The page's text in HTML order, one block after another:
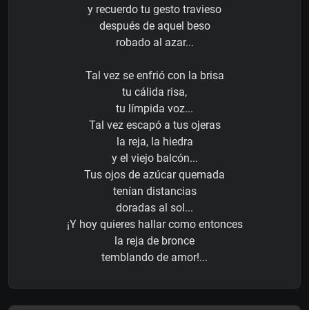
y recuerdo tu gesto travieso
después de aquel beso
robado al azar...
Tal vez se enfrió con la brisa
tu cálida risa,
tu límpida voz...
Tal vez escapó a tus ojeras
la reja, la hiedra
y el viejo balcón...
Tus ojos de azúcar quemada
tenían distancias
doradas al sol...
¡Y hoy quieres hallar como entonces
la reja de bronce
temblando de amor!...